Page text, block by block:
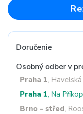
Doručenie
Osobný odber v
Praha 1,
Praha 1, Na
Brno - střed,